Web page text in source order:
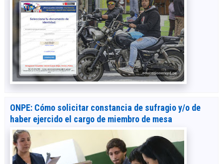
ONPE: Cómo solicitar constancia de sufragio y/o de
haber ejercido el cargo de miembro de mesa